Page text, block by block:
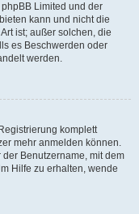
Limited und der
kann und nicht die
ist; außer solchen, die
es Beschwerden oder
werden.
komplett
mehr anmelden können.
Benutzername, mit dem
Hilfe zu erhalten, wende